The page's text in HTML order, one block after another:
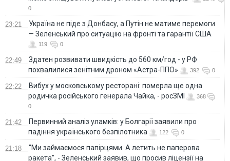
0
23:21
Україна не піде з Донбасу, а Путін не матиме перемоги
— Зеленський про ситуацію на фронті та гарантії США
119 0
22:49
Здатен розвивати швидкість до 560 км/год - у РФ
похвалилися зенітним дроном «Астра-ППО»
392 0
22:22
Вибух у московському ресторані: померла ще одна
родичка російського генерала Чайка, - росЗМІ
368
0
21:42
Первинний аналіз уламків: у Болгарії заявили про
падіння українського безпілотника
122 0
21:18
"Ми займаємося папірцями. А летить не паперова
ракета", - Зеленський заявив, що просив ліцензії на